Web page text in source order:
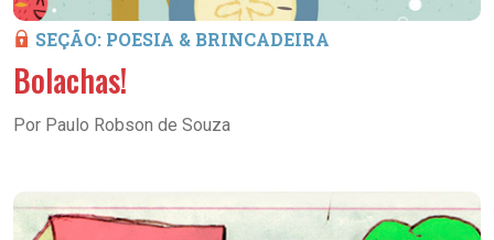
SEÇÃO: POESIA & BRINCADEIRA
Bolachas!
Por Paulo Robson de Souza